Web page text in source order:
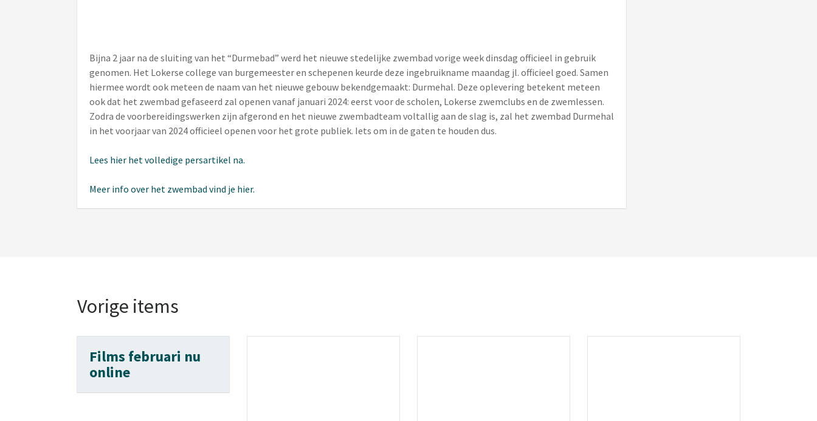
Bijna 2 jaar na de sluiting van het “Durmebad” werd het nieuwe stedelijke zwembad vorige week dinsdag officieel in gebruik
genomen. Het Lokerse college van burgemeester en schepenen keurde deze ingebruikname maandag jl. officieel goed. Samen
hiermee wordt ook meteen de naam van het nieuwe gebouw bekendgemaakt: Durmehal. Deze oplevering betekent meteen
ook dat het zwembad gefaseerd zal openen vanaf januari 2024: eerst voor de scholen, Lokerse zwemclubs en de zwemlessen.
Zodra de voorbereidingswerken zijn afgerond en het nieuwe zwembadteam voltallig aan de slag is, zal het zwembad Durmehal
in het voorjaar van 2024 officieel openen voor het grote publiek. Iets om in de gaten te houden dus.
Lees hier het volledige persartikel na.
Meer info over het zwembad vind je hier.
Vorige items
Films februari nu
online